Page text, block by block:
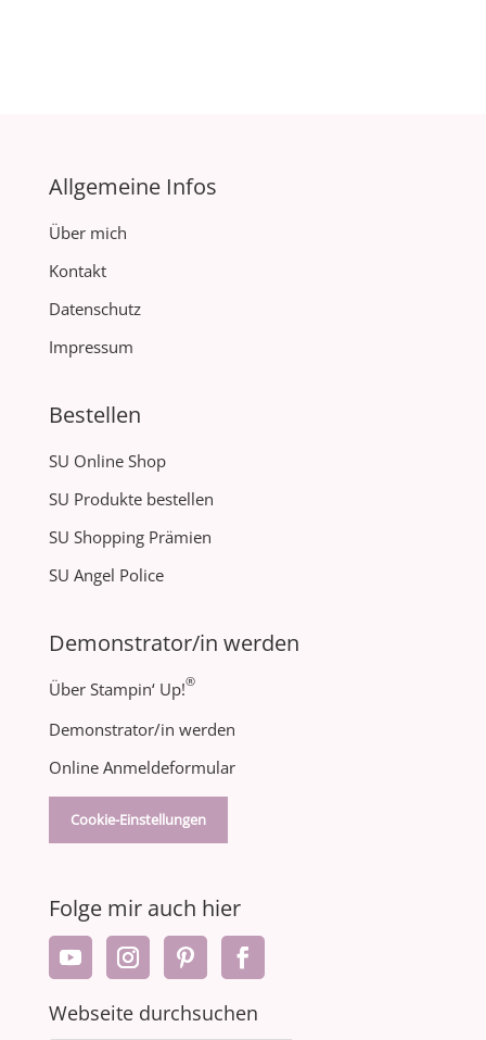
Allgemeine Infos
Über mich
Kontakt
Datenschutz
Impressum
Bestellen
SU Online Shop
SU Produkte bestellen
SU Shopping Prämien
SU Angel Police
Demonstrator/in werden
Über Stampin‘ Up!®
Demonstrator/in werden
Online Anmeldeformular
Cookie-Einstellungen
Folge mir auch hier
Webseite durchsuchen